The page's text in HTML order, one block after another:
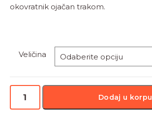
okovratnik ojačan trakom.
Veličina
Majca
084
količina
Dodaj u korpu